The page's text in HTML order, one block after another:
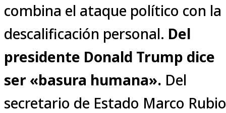
combina el ataque político con la
descalificación personal. Del
presidente Donald Trump dice
ser «basura humana». Del
secretario de Estado Marco Rubio